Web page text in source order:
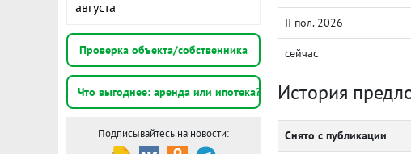
августа
Проверка объекта/собственника
Что выгоднее: аренда или ипотека?
Подписывайтесь на новости:
II пол. 2026
сейчас
История
Снято с публикации